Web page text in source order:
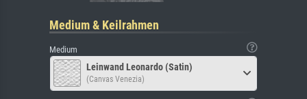
Medium & Keilrahmen
Medium
Leinwand Leonardo (Satin)
(Canvas Venezia)